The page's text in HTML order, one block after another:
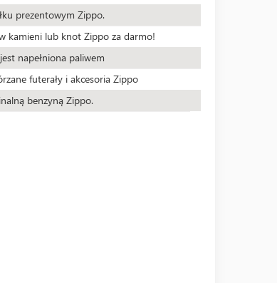
prezentowym Zippo.
kamieni lub knot Zippo za darmo!
napełniona paliwem
futerały i akcesoria Zippo
benzyną Zippo.